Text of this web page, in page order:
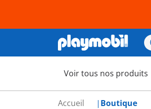
Voir tous nos produits
Accueil Boutique